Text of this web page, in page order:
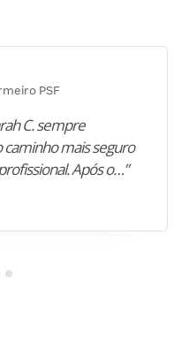
PSF
C. sempre
mais seguro
Após o…”